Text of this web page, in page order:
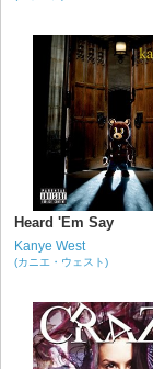
Heard 'Em Say
Kanye West
(カニエ・ウェスト)